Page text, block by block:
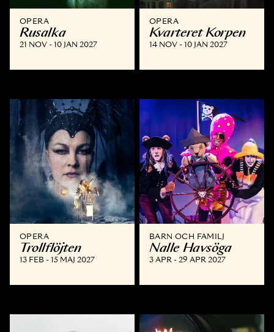
OPERA
Rusalka
21 NOV - 10 JAN 2027
OPERA
Kvarteret Korpen
14 NOV - 10 JAN 2027
OPERA
Trollflöjten
13 FEB - 15 MAJ 2027
BARN OCH FAMILJ
Nalle Havsöga
3 APR - 29 APR 2027